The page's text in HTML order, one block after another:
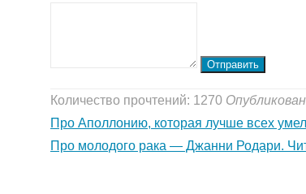
Отправить
Количество прочтений: 1270
Про Аполлонию, которая лучше всех
Про молодого рака — Джанни Родари.